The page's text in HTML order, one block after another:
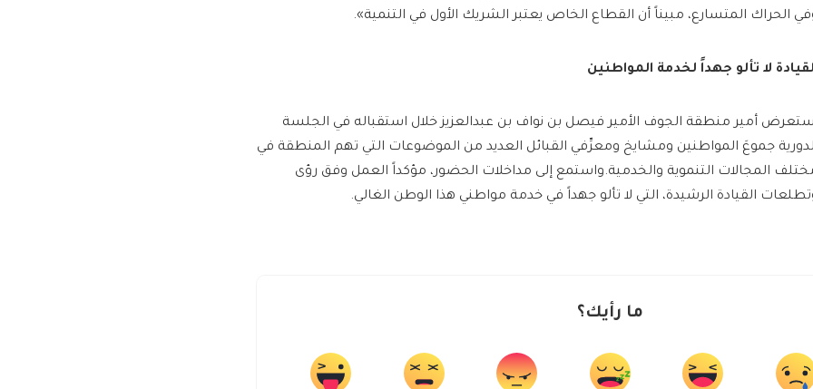
الحراك المتسارع، مبيناً أن القطاع الخاص يعتبر الشريك الأول في التنمية».
لا تألو جهداً لخدمة المواطنين
أمير منطقة الجوف الأمير فيصل بن نواف بن عبدالعزيز خلال استقباله في الجلسة
جموعَ المواطنين ومشايخ ومعرِّفي القبائل العديد من الموضوعات التي تهم المنطقة في
المجالات التنموية والخدمية.واستمع إلى مداخلات الحضور، مؤكداً العمل وفق رؤى
القيادة الرشيدة، التي لا تألو جهداً في خدمة مواطني هذا الوطن الغالي.
ما رأيك؟